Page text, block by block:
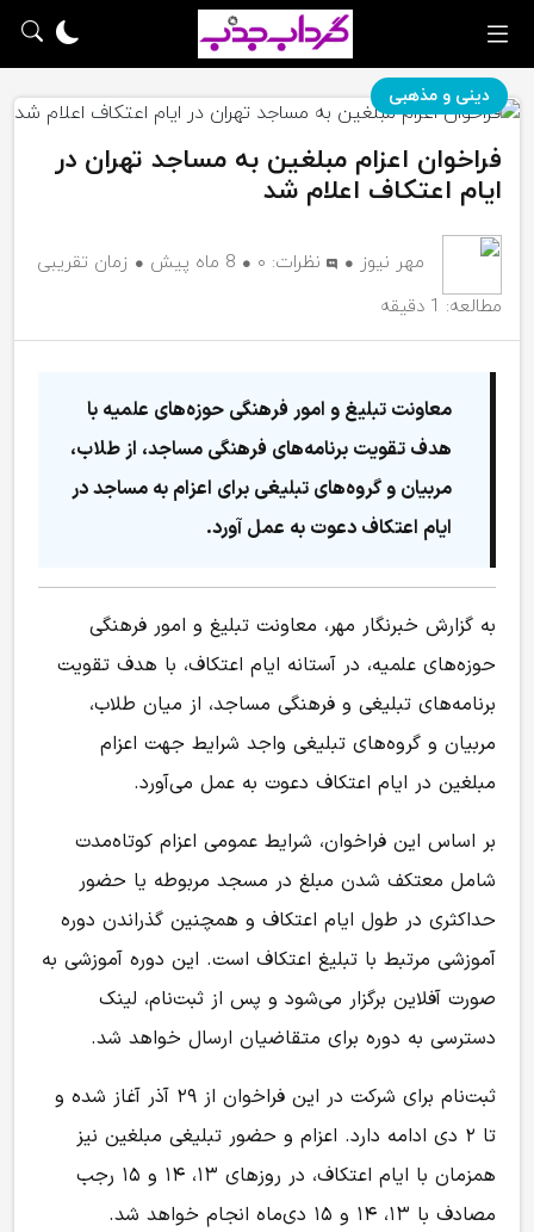
دینی و مذهبی
فراخوان اعزام مبلغین به مساجد تهران در
ایام اعتکاف اعلام شد
مهر نیوز نظرات: ۰ 8 ماه پیش
زمان تقریبی
مطالعه: 1 دقیقه
معاونت تبلیغ و امور فرهنگی حوزه‌های علمیه با
هدف تقویت برنامه‌های فرهنگی مساجد، از طلاب،
مربیان و گروه‌های تبلیغی برای اعزام به مساجد در
ایام اعتکاف دعوت به عمل آورد.
به گزارش خبرنگار مهر، معاونت تبلیغ و امور فرهنگی
حوزه‌های علمیه، در آستانه ایام اعتکاف، با هدف تقویت
برنامه‌های تبلیغی و فرهنگی مساجد، از میان طلاب،
مربیان و گروه‌های تبلیغی واجد شرایط جهت اعزام
مبلغین در ایام اعتکاف دعوت به عمل می‌آورد.
بر اساس این فراخوان، شرایط عمومی اعزام کوتاه‌مدت
شامل معتکف شدن مبلغ در مسجد مربوطه یا حضور
حداکثری در طول ایام اعتکاف و همچنین گذراندن دوره
آموزشی مرتبط با تبلیغ اعتکاف است. این دوره آموزشی به
صورت آفلاین برگزار می‌شود و پس از ثبت‌نام، لینک
دسترسی به دوره برای متقاضیان ارسال خواهد شد.
ثبت‌نام برای شرکت در این فراخوان از ۲۹ آذر آغاز شده و
تا ۲ دی ادامه دارد. اعزام و حضور تبلیغی مبلغین نیز
همزمان با ایام اعتکاف، در روزهای ۱۳، ۱۴ و ۱۵ رجب
مصادف با ۱۳، ۱۴ و ۱۵ دی‌ماه انجام خواهد شد.